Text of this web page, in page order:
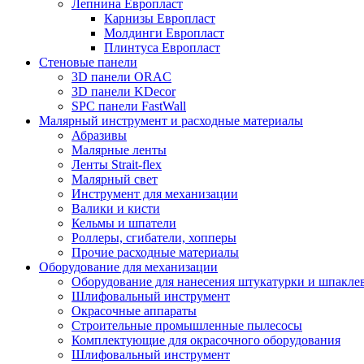
Лепнина Европласт
Карнизы Европласт
Молдинги Европласт
Плинтуса Европласт
Стеновые панели
3D панели ORAC
3D панели KDecor
SPC панели FastWall
Малярный инструмент и расходные материалы
Абразивы
Малярные ленты
Ленты Strait-flex
Малярный свет
Инструмент для механизации
Валики и кисти
Кельмы и шпатели
Роллеры, сгибатели, хопперы
Прочие расходные материалы
Оборудование для механизации
Оборудование для нанесения штукатурки и
Шлифовальный инструмент
Окрасочные аппараты
Строительные промышленные пылесосы
Комплектующие для окрасочного оборудования
Шлифовальный инструмент